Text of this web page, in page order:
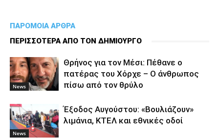
ΠΑΡΟΜΟΙΑ ΑΡΘΡΑ
ΠΕΡΙΣΣΟΤΕΡΑ ΑΠΟ ΤΟΝ ΔΗΜΙΟΥΡΓΟ
News
Θρήνος για τον Μέσι: Πέθανε ο
πατέρας του Χόρχε – Ο άνθρωπος
πίσω από τον θρύλο
News
Έξοδος Αυγούστου: «Βουλιάζουν»
λιμάνια, ΚΤΕΛ και εθνικές οδοί